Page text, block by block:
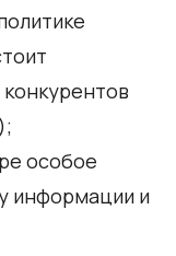
особое
информации и